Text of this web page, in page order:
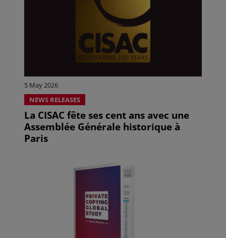
5 May 2026
NEWS RELEASES
La CISAC fête ses cent ans avec une
Assemblée Générale historique à
Paris